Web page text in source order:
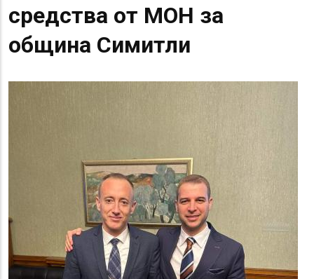
средства от МОН за
община Симитли